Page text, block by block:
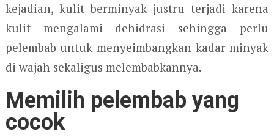
kejadian, kulit berminyak justru terjadi karena
kulit mengalami dehidrasi sehingga perlu
pelembab untuk menyeimbangkan kadar minyak
di wajah sekaligus melembabkannya.
Memilih pelembab yang
cocok